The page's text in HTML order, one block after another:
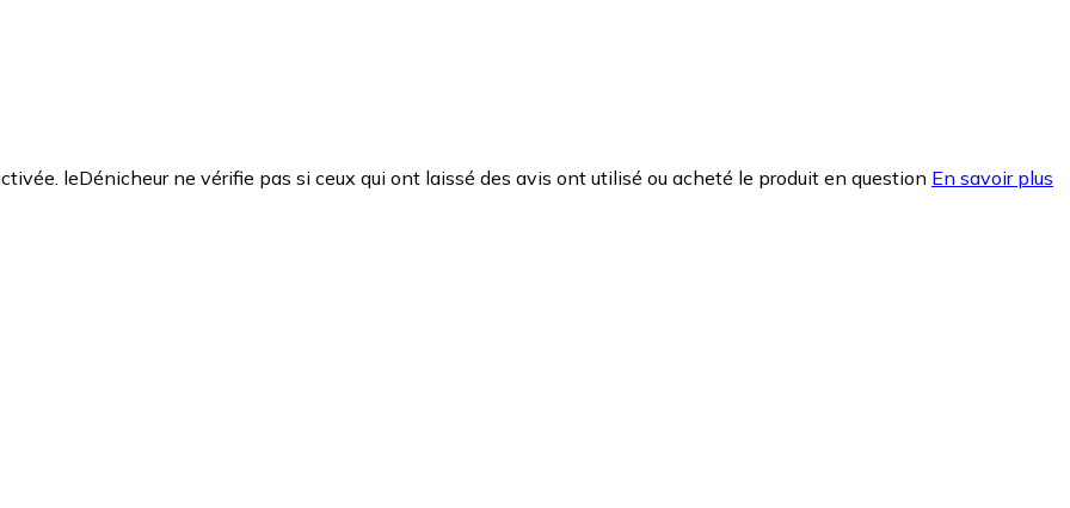
leDénicheur ne vérifie pas si ceux qui ont laissé des avis ont utilisé ou acheté le produit en question En savoir plus